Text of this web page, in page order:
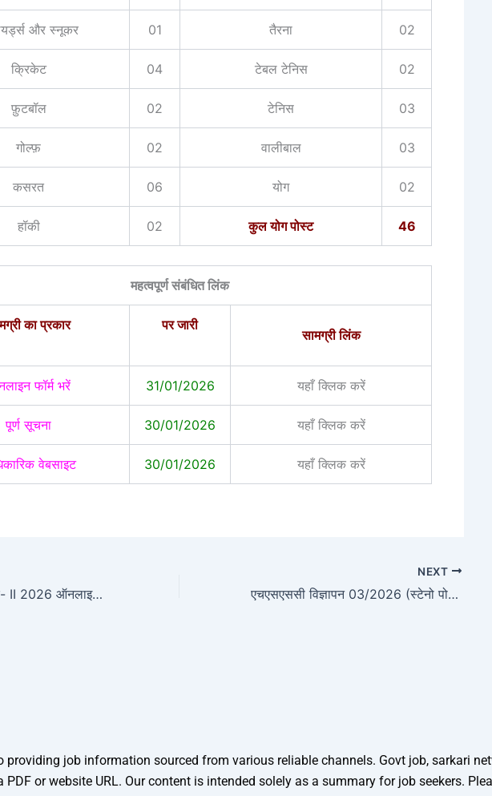
और स्नूकर 01 तैरना 02
क्रिकेट 04 टेबल टेनिस 02
फ़ुटबॉल 02 टेनिस 03
गोल्फ़ 02 वालीबाल 03
कसरत 06 योग 02
हॉकी 02 कुल योग पोस्ट 46
महत्वपूर्ण संबंधित लिंक
का प्रकार पर जारी
सामग्री लिंक
फॉर्म भरें 31/01/2026 यहाँ क्लिक करें
पूर्ण सूचना 30/01/2026 यहाँ क्लिक करें
वेबसाइट 30/01/2026 यहाँ क्लिक करें
एनटीए जेईई मुख्य सत्र- II 2026 ऑनलाइन फॉर्म
NEXT
एचएसएससी विज्ञापन 03/2026 (स्टेनो पोस्ट) ऑनलाइन फॉर्म | बड़ा अपडेट
job information sourced from various reliable channels. Govt job, sarkari
or website URL. Our content is intended solely as a summary for job seekers.